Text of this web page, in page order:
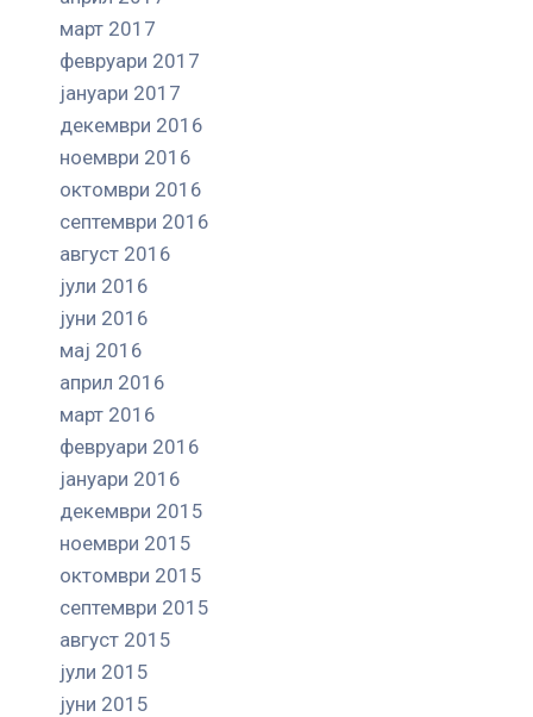
март 2017
февруари 2017
јануари 2017
декември 2016
ноември 2016
октомври 2016
септември 2016
август 2016
јули 2016
јуни 2016
мај 2016
април 2016
март 2016
февруари 2016
јануари 2016
декември 2015
ноември 2015
октомври 2015
септември 2015
август 2015
јули 2015
јуни 2015